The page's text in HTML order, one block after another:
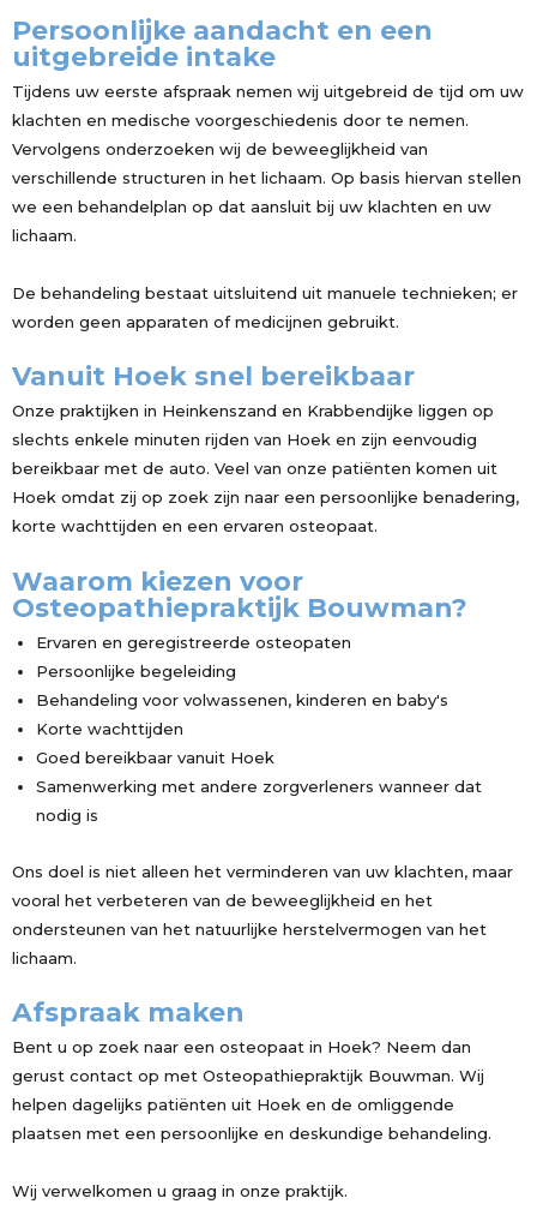
Persoonlijke aandacht en een
uitgebreide intake
Tijdens uw eerste afspraak nemen wij uitgebreid de tijd om uw
klachten en medische voorgeschiedenis door te nemen.
Vervolgens onderzoeken wij de beweeglijkheid van
verschillende structuren in het lichaam. Op basis hiervan stellen
we een behandelplan op dat aansluit bij uw klachten en uw
lichaam.
De behandeling bestaat uitsluitend uit manuele technieken; er
worden geen apparaten of medicijnen gebruikt.
Vanuit Hoek snel bereikbaar
Onze praktijken in Heinkenszand en Krabbendijke liggen op
slechts enkele minuten rijden van Hoek en zijn eenvoudig
bereikbaar met de auto. Veel van onze patiënten komen uit
Hoek omdat zij op zoek zijn naar een persoonlijke benadering,
korte wachttijden en een ervaren osteopaat.
Waarom kiezen voor
Osteopathiepraktijk Bouwman?
Ervaren en geregistreerde osteopaten
Persoonlijke begeleiding
Behandeling voor volwassenen, kinderen en baby's
Korte wachttijden
Goed bereikbaar vanuit Hoek
Samenwerking met andere zorgverleners wanneer dat
nodig is
Ons doel is niet alleen het verminderen van uw klachten, maar
vooral het verbeteren van de beweeglijkheid en het
ondersteunen van het natuurlijke herstelvermogen van het
lichaam.
Afspraak maken
Bent u op zoek naar een osteopaat in Hoek? Neem dan
gerust contact op met Osteopathiepraktijk Bouwman. Wij
helpen dagelijks patiënten uit Hoek en de omliggende
plaatsen met een persoonlijke en deskundige behandeling.
Wij verwelkomen u graag in onze praktijk.